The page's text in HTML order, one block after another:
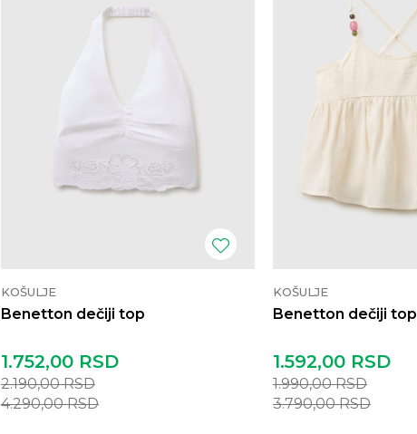
KOŠULJE
Benetton dečiji top
1.752,00 RSD
2.190,00RSD
4.290,00RSD
KOŠULJE
Benetton dečiji top
1.592,00 RSD
1.990,00RSD
3.790,00RSD